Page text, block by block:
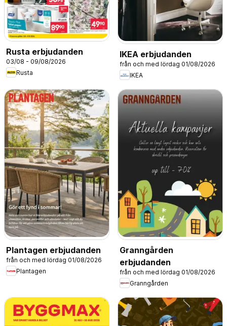
Rusta erbjudanden
03/08 - 09/08/2026
Rusta
IKEA erbjudanden
från och med lördag 01/08/2026
IKEA
Plantagen erbjudanden
från och med lördag 01/08/2026
Plantagen
Granngården
erbjudanden
från och med lördag 01/08/2026
Granngården